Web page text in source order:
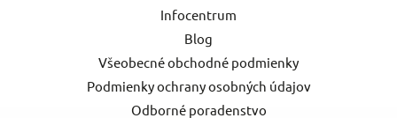
Infocentrum
Blog
Všeobecné obchodné podmienky
Podmienky ochrany osobných údajov
Odborné poradenstvo